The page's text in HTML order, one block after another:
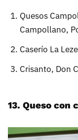
Quesos
Campollano,
Caserío La
Crisanto, Don
13. Queso con